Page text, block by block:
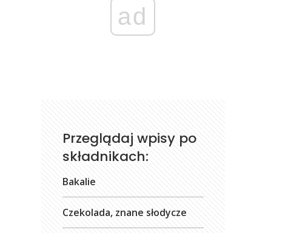
ad
Przeglądaj wpisy po
składnikach:
Bakalie
Czekolada, znane słodycze